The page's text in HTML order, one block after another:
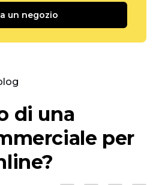
un negozio
di una
per